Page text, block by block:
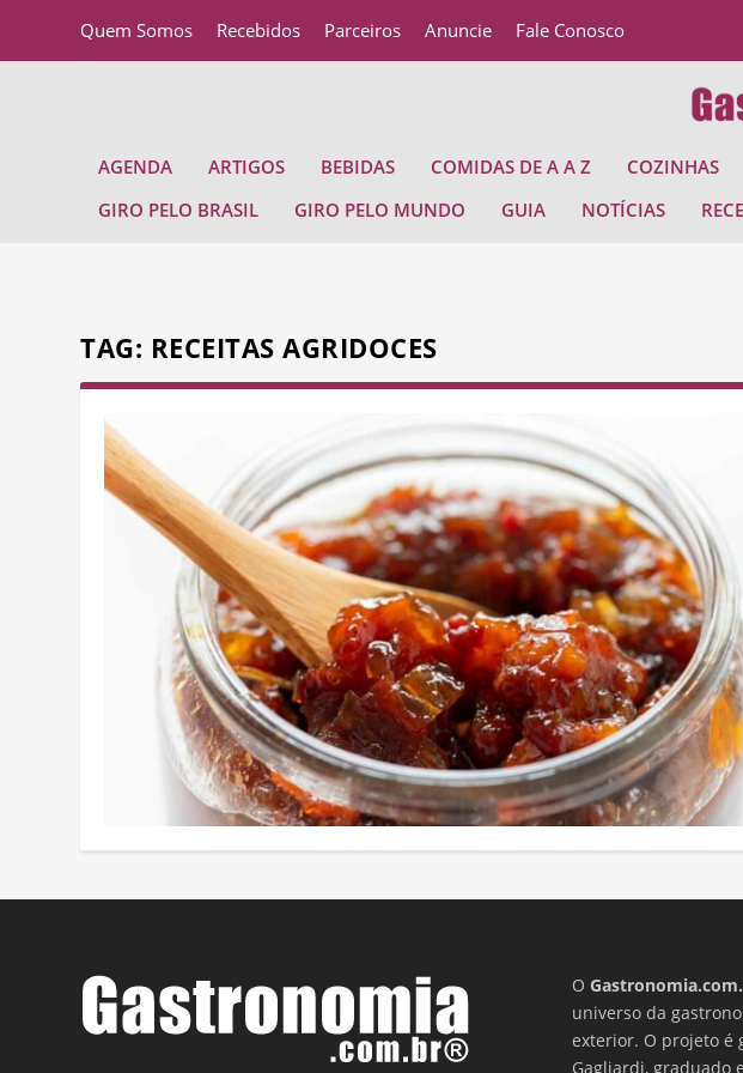
Quem Somos Recebidos Parceiros Anuncie Fale Conosco
AGENDA ARTIGOS BEBIDAS COMIDAS DE A A Z COZINHAS
GIRO PELO BRASIL
GIRO PELO MUNDO GUIA NOTÍCIAS
TAG: RECEITAS AGRIDOCES
O
universo da
exterior. O projeto é
Gagliardi, graduado